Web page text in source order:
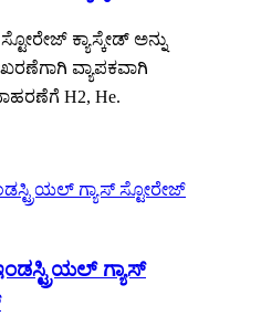
ಕ್ಯಾಸ್ಕೇಡ್ ಅನ್ನು
ವ್ಯಾಪಕವಾಗಿ
H2, He.
ಗ್ಯಾಸ್